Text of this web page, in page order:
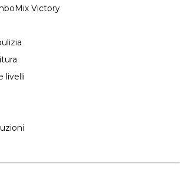
i nuovi accessori Mambo, che
tranche in modo che il cibo non ti si
prepara 4 diverse ricette per farti
libero.
tocco. Touch screen da 7' con
Victory
livelli